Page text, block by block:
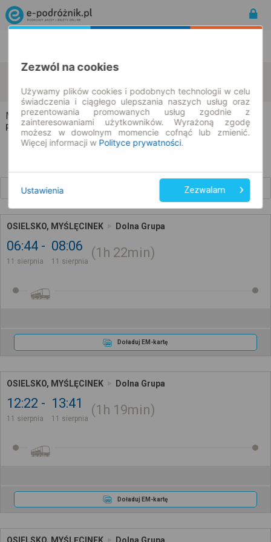
11.08.2026 | -- : --
Myślęcinek → Dolna Grupa
Rozkład jazdy i bilety
OSIELSKO, MYŚLĘCINEK Dolna Grupa
06:44
11 sierpnia
08:06
11 sierpnia
1h 22min
Doładuj EM-kartę
OSIELSKO, MYŚLĘCINEK Dolna Grupa
12:22
11 sierpnia
13:41
11 sierpnia
1h 19min
Doładuj EM-kartę
Zezwól na cookies
Używamy plików cookies i podobnych technologii w celu
świadczenia i ciągłego ulepszania naszych usług oraz
prezentowania promowanych usług zgodnie z
zainteresowaniami użytkowników. Wyrażoną zgodę
możesz w dowolnym momencie cofnąć lub zmienić.
Więcej informacji w Polityce prywatności.
Ustawienia Zezwalam